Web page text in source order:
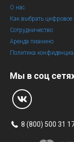
О нас
Как выбрать цифровое
Сотрудничество
Аренда пианино
Политика
Мы в соц
8 (800) 500 31